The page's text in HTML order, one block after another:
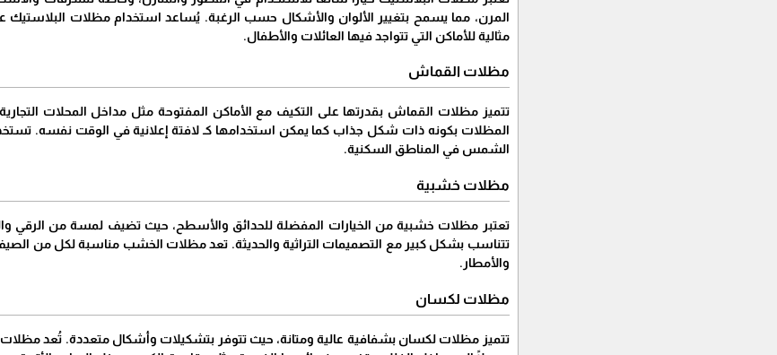
المرن، مما يسمح بتغيير الألوان والأشكال حسب الرغبة. يُساعد استخدام مظلات
مثالية للأماكن التي تتواجد فيها العائلات والأطفال.
مظلات القماش
تتميز مظلات القماش بقدرتها على التكيف مع الأماكن المفتوحة مثل مداخل المحلات
المظلات بكونه ذات شكل جذاب كما يمكن استخدامها كـ لافتة إعلانية في الوقت نفسه.
الشمس في المناطق السكنية.
مظلات خشبية
تعتبر مظلات خشبية من الخيارات المفضلة للحدائق والأسطح، حيث تضيف لمسة من الرقي
تتناسب بشكل كبير مع التصميمات التراثية والحديثة. تعد مظلات الخشب مناسبة لكل من الصيف
والأمطار.
مظلات لكسان
تتميز مظلات لكسان بشفافية عالية ومتانة، حيث تتوفر بتشكيلات وأشكال متعددة. تُعد